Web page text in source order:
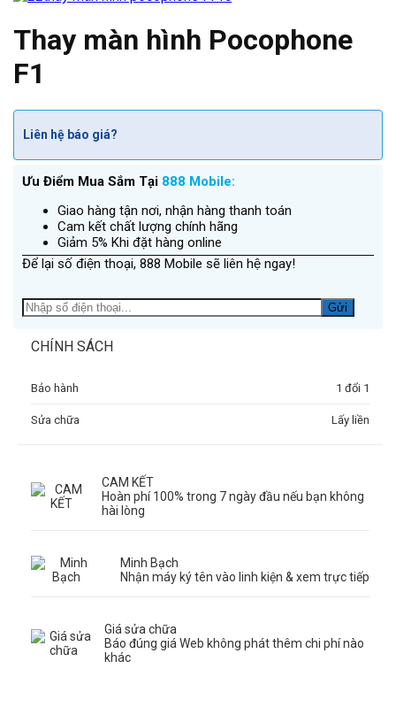
Thay màn hình Pocophone
F1
Liên hệ báo giá?
Ưu Điểm Mua Sắm Tại 888 Mobile:
Giao hàng tận nơi, nhận hàng thanh toán
Cam kết chất lượng chính hãng
Giảm 5% Khi đặt hàng online
Để lại số điện thoại, 888 Mobile sẽ liên hệ ngay!
CHÍNH SÁCH
Bảo hành 1 đổi 1
Sửa chữa Lấy liền
CAM KẾT
Hoàn phí 100% trong 7 ngày đầu nếu bạn không
hài lòng
Minh Bạch
Nhận máy ký tên vào linh kiện & xem trực tiếp
Giá sửa chữa
Báo đúng giá Web không phát thêm chi phí nào
khác